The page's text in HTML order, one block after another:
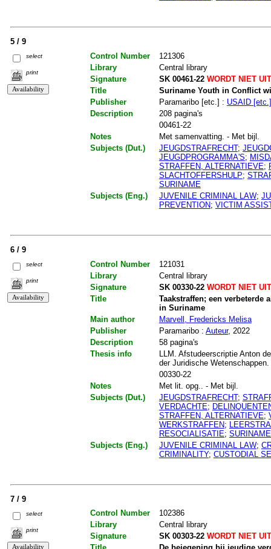
5 / 9
select
print
Control Number
121306
Library
Central library
Signature
SK 00461-22WORDT NIET
Title
Suriname Youth in Conflict
Publisher
Paramaribo [etc.] : USAID [etc.]
Description
208 pagina's
00461-22
Notes
Met samenvatting. - Met bijl.
Subjects (Dut.)
JEUGDSTRAFRECHT;
JEUGDPROGRAMMA'S;
STRAFFEN, ALTERNATIEVE;
SLACHTOFFERSHULP;
SURINAME
Subjects (Eng.)
JUVENILE CRIMINAL LAW;
PREVENTION; VICTIM
6 / 9
select
print
Control Number
121031
Library
Central library
Signature
SK 00330-22WORDT NIET
Title
Taakstraffen; een verbeterde
in Suriname
Main author
Marvell, Fredericks Melisa
Publisher
Paramaribo : Auteur, 2022
Description
58 pagina's
Thesis info
LLM. Afstudeerscriptie Anton
der Juridische
00330-22
Notes
Met lit. opg.. - Met bijl.
Subjects (Dut.)
JEUGDSTRAFRECHT;
VERDACHTE;
STRAFFEN, ALTERNATIEVE;
WERKSTRAFFEN;
RESOCIALISATIE; SURINAME
Subjects (Eng.)
JUVENILE CRIMINAL LAW;
CRIMINALITY; CUSTODIAL
7 / 9
select
print
Control Number
102386
Library
Central library
Signature
SK 00303-22WORDT NIET